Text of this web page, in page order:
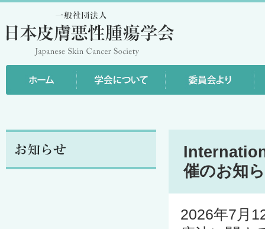
催のお知
2026年7月